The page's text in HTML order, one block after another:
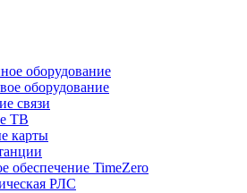
оборудование
оборудование
связи
ТВ
карты
обеспечение TimeZero
РЛС